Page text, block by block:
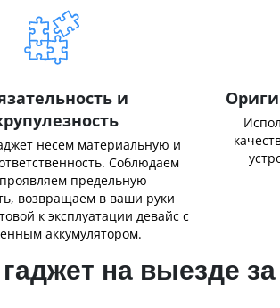
и
несем материальную и
Соблюдаем
предельную
возвращаем в ваши руки
к эксплуатации девайс с
аккумулятором.
на выезде